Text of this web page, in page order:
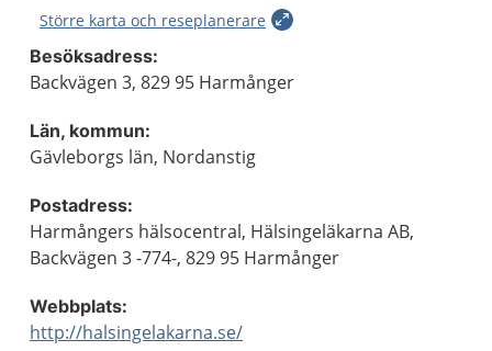
Större karta och reseplanerare
Besöksadress:
Backvägen 3, 829 95 Harmånger
Län, kommun:
Gävleborgs län, Nordanstig
Postadress:
Harmångers hälsocentral, Hälsingeläkarna AB,
Backvägen 3 -774-, 829 95 Harmånger
Webbplats:
http://halsingelakarna.se/